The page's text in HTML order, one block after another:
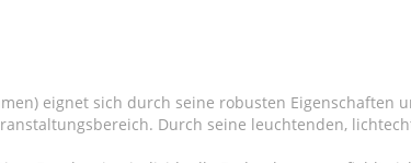
eignet sich durch seine robusten Eigenschaften
Durch seine leuchtenden,